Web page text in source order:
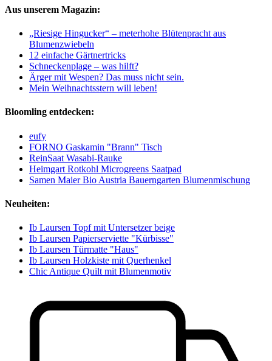
Aus unserem Magazin:
„Riesige Hingucker“ – meterhohe Blütenpracht aus
Blumenzwiebeln
12 einfache Gärtnertricks
Schneckenplage – was hilft?
Ärger mit Wespen? Das muss nicht sein.
Mein Weihnachtsstern will leben!
Bloomling entdecken:
eufy
FORNO Gaskamin "Brann" Tisch
ReinSaat Wasabi-Rauke
Heimgart Rotkohl Microgreens Saatpad
Samen Maier Bio Austria Bauerngarten Blumenmischung
Neuheiten:
Ib Laursen Topf mit Untersetzer beige
Ib Laursen Papierserviette "Kürbisse"
Ib Laursen Türmatte "Haus"
Ib Laursen Holzkiste mit Querhenkel
Chic Antique Quilt mit Blumenmotiv